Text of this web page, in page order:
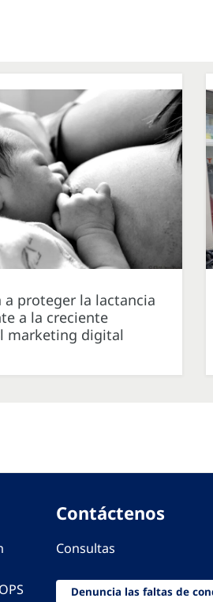
a proteger la lactancia
a la creciente
marketing digital
Contáctenos
Consultas
Denuncia las faltas de